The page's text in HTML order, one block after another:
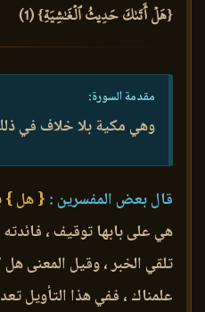
{هَلۡ أَتَىٰكَ حَدِيثُ ٱلۡغَٰشِيَةِ} (1)
مقدمة السورة:
وهي مكية بلا خلاف في
قال بعض المفسرين : { هل }
هي على بابها توقيف ،
تلقي الخبر ، وقيل المعنى
علمناك ، ففي هذا التأويل